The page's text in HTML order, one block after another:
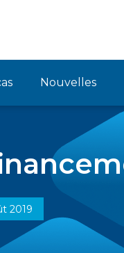
Nouvelles
2019